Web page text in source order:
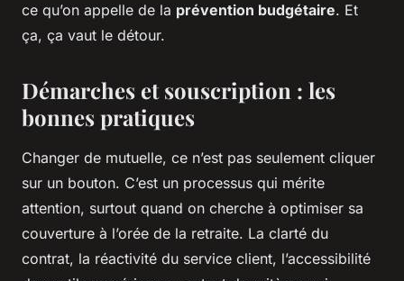
ce qu’on appelle de la prévention budgétaire. Et
ça, ça vaut le détour.
Démarches et souscription : les
bonnes pratiques
Changer de mutuelle, ce n’est pas seulement cliquer
sur un bouton. C’est un processus qui mérite
attention, surtout quand on cherche à optimiser sa
couverture à l’orée de la retraite. La clarté du
contrat, la réactivité du service client, l’accessibilité